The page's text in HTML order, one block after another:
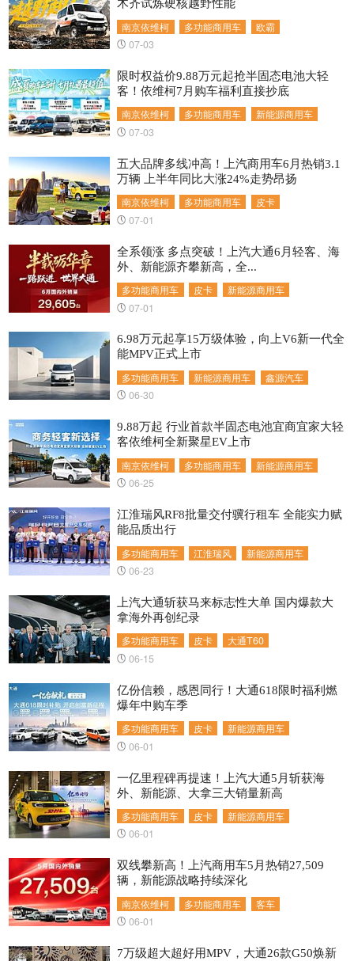
南京依维柯 多功能商用车 欧霸
木齐试炼硬核越野性能
07-03
南京依维柯 多功能商用车 新能源商用车
限时权益价9.88万元起抢半固态电池大轻
客！依维柯7月购车福利直接抄底
07-03
南京依维柯 多功能商用车 皮卡
五大品牌多线冲高！上汽商用车6月热销3.1
万辆 上半年同比大涨24%走势昂扬
07-01
多功能商用车 皮卡 新能源商用车
全系领涨 多点突破！上汽大通6月轻客、海
外、新能源齐攀新高，全...
07-01
多功能商用车 新能源商用车 鑫源汽车
6.98万元起享15万级体验，向上V6新一代全
能MPV正式上市
06-30
南京依维柯 多功能商用车 新能源商用车
9.88万起 行业首款半固态电池宜商宜家大轻
客依维柯全新聚星EV上市
06-25
多功能商用车 江淮瑞风 新能源商用车
江淮瑞风RF8批量交付骥行租车 全能实力赋
能品质出行
06-23
多功能商用车 皮卡 大通T60
上汽大通斩获马来标志性大单 国内爆款大
拿海外再创纪录
06-15
多功能商用车 皮卡 新能源商用车
亿份信赖，感恩同行！大通618限时福利燃
爆年中购车季
06-01
多功能商用车 皮卡 新能源商用车
一亿里程碑再提速！上汽大通5月斩获海
外、新能源、大拿三大销量新高
06-01
南京依维柯 多功能商用车 客车
双线攀新高！上汽商用车5月热销27,509
辆，新能源战略持续深化
06-01
7万级超大超好用MPV，大通26款G50焕新